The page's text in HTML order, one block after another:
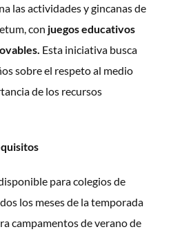
las actividades y gincanas de
con juegos educativos
Esta iniciativa busca
sobre el respeto al medio
de los recursos
para colegios de
los meses de la temporada
campamentos de verano de